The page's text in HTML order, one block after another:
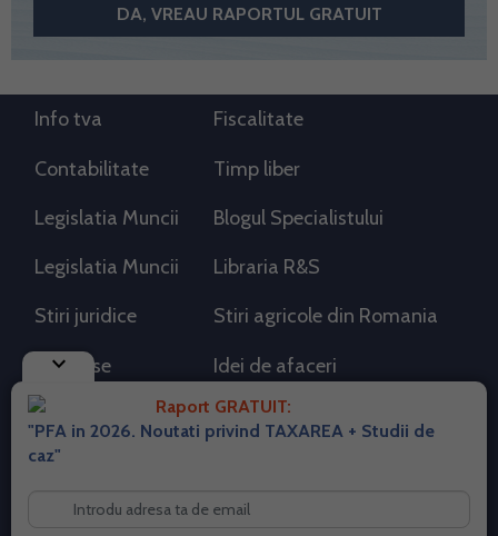
keyboard_arrow_down
Raport GRATUIT:
"PFA in 2026. Noutati privind TAXAREA + Studii de
caz"
Info tva Fiscalitate
Contabilitate Timp liber
Legislatia Muncii Blogul Specialistului
Legislatia Muncii Libraria R&S
Stiri juridice Stiri agricole din Romania
AdSense Idei de afaceri
RSS Flux RSS 2.0
Despre cookies